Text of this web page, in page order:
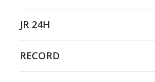
JR 24H
RECORD